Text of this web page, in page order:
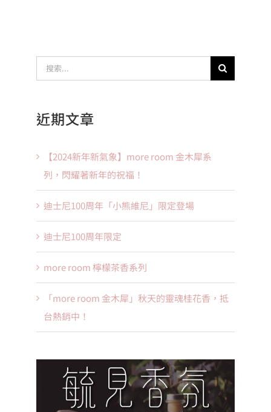
索
果：
近期文章
【2024新年新氣象】more room 金木犀系
列，閃耀著新年的祝福！
迪士尼100周年「小熊維尼」限定登場
迪士尼100周年限定
more room 檸檬茶香系列
「more room 金木犀」秋天的靈魂桂花香，抵
台熱銷中！